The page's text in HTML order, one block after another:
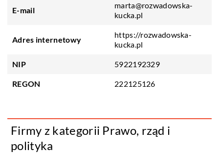
E-mail
marta@rozwadowska-
kucka.pl
Adres internetowy
https://rozwadowska-
kucka.pl
NIP 5922192329
REGON 222125126
Firmy z kategorii Prawo, rząd i
polityka